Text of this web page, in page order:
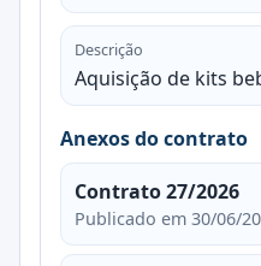
Descrição
Aquisição de kits
Anexos do contrato
Contrato 27/2026
Publicado em 30/06/